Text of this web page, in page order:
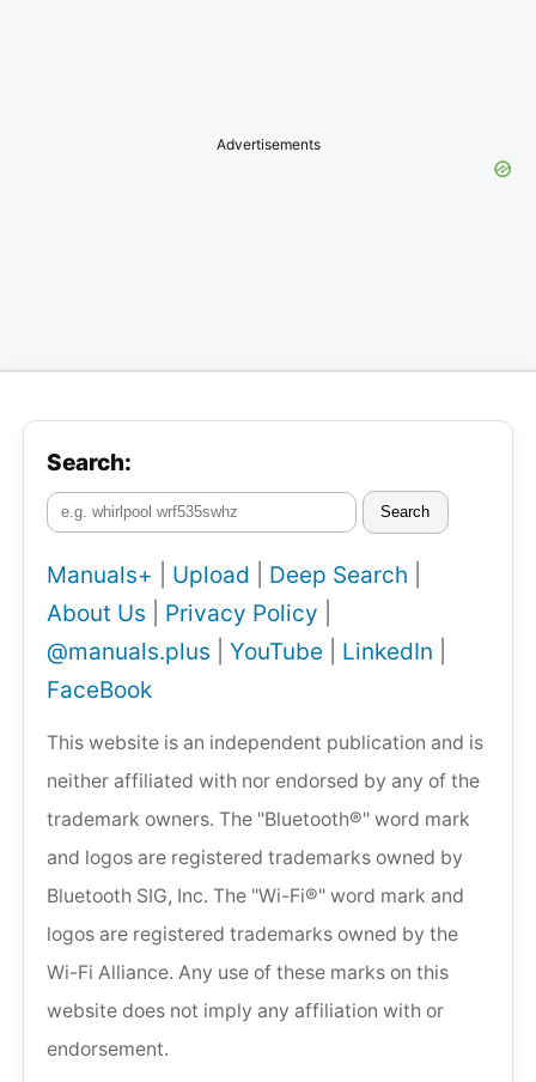
Advertisements
Search:
Search
Manuals+ Upload Deep Search
About Us
Privacy Policy
@manuals.plus
YouTube LinkedIn
FaceBook
This website is an independent publication and is
neither affiliated with nor endorsed by any of the
trademark owners. The "Bluetooth®" word mark
and logos are registered trademarks owned by
Bluetooth SIG, Inc. The "Wi-Fi®" word mark and
logos are registered trademarks owned by the
Wi-Fi Alliance. Any use of these marks on this
website does not imply any affiliation with or
endorsement.